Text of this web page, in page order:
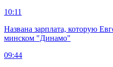
10:11
Названа зарплата, которую
минском "Динамо"
09:44